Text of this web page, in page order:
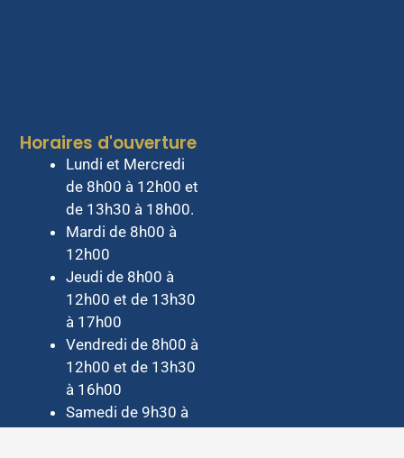
Horaires d'ouverture
Lundi et Mercredi
de 8h00 à 12h00 et
de 13h30 à 18h00.
Mardi de 8h00 à
12h00
Jeudi de 8h00 à
12h00 et de 13h30
à 17h00
Vendredi de 8h00 à
12h00 et de 13h30
à 16h00
Samedi de 9h30 à